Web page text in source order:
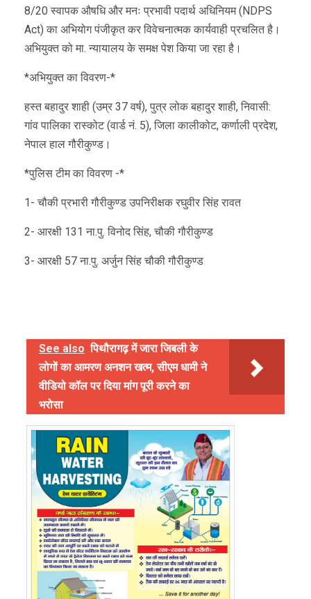
8/20 स्वापक औषधि और मनः प्रभावी पदार्थ अधिनियम (NDPS
Act) का अभियोग पंजीकृत कर विवेचनात्मक कार्यवाही प्रचलित है।
अभियुक्त को मा. न्यायालय के समक्ष पेश किया जा रहा है।
*अभियुक्त का विवरण-*
हस्त बहादुर शाही (उम्र 37 वर्ष), पुत्र लोक बहादुर शाही, निवासी:
गांव पालिका रास्कोट (वार्ड नं. 5), जिला कालीकोट, कर्णाली प्रदेश,
नेपाल हाल गौरीकुण्ड।
*पुलिस टीम का विवरण -*
1- चौकी प्रभारी गौरीकुण्ड उपनिरीक्षक रघुवीर सिंह रावत
2- आरक्षी 131 ना.पु. विनोद सिंह, चौकी गौरीकुण्ड
3- आरक्षी 57 ना.पु. अर्जुन सिंह चौकी गौरीकुण्ड
See also पिथौरागढ़ में जारा जिबली के
लोगों का आमरण अनशन खत्म, सीएम धामी ने
वीडियो कॉल पर दिया मांग पूरी करने का
भरोसा